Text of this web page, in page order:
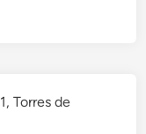
Torres de